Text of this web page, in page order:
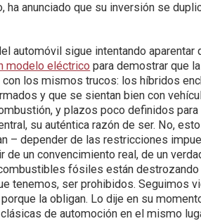
anunciado que su inversión se
automóvil sigue intentando aparentar
modelo eléctrico para demostrar que
los mismos trucos: los híbridos
y que se sientan bien con
y plazos poco definidos
su auténtica razón de ser. No,
– depender de las restricciones
un convencimiento real, de un
fósiles están destrozando
tenemos, ser prohibidos. Seguimos
la obligan. Lo dije en su
de automoción en el mismo